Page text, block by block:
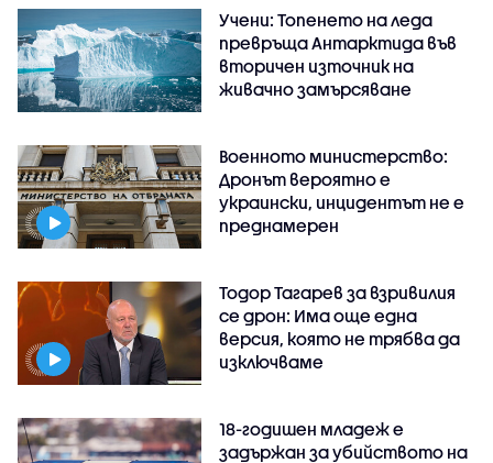
Учени: Топенето на леда
превръща Антарктида във
вторичен източник на
живачно замърсяване
Военното министерство:
Дронът вероятно е
украински, инцидентът не е
преднамерен
Тодор Тагарев за взривилия
се дрон: Има още една
версия, която не трябва да
изключваме
18-годишен младеж е
задържан за убийството на